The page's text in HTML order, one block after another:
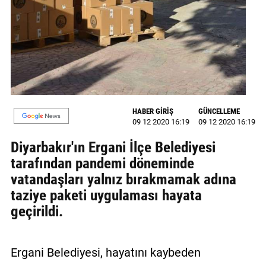
BİZE
ULAŞIN
Künye
İletişim
Gizlilik
Sözleşmesi
Kullanıcı
Sözleşmesi
HABER GİRİŞ
09 12 2020 16:19
GÜNCELLEME
09 12 2020 16:19
Diyarbakır'ın Ergani İlçe Belediyesi
tarafından pandemi döneminde
vatandaşları yalnız bırakmamak adına
taziye paketi uygulaması hayata
geçirildi.
Ergani Belediyesi, hayatını kaybeden